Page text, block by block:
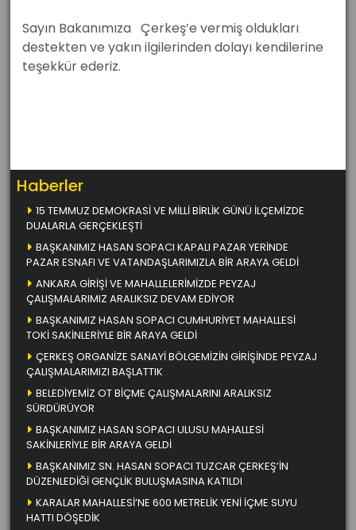
Haberler
15 TEMMUZ DEMOKRASİ VE MİLLİ BİRLİK GÜNÜ İLÇEMİZDE
DUALARLA GERÇEKLEŞTİ
BAŞKANIMIZ HASAN SOPACI KAPALI PAZAR YERİNDE
PAZAR ESNAFI VE VATANDAŞLARIMIZLA BİR ARAYA GELDİ
ANKARA GİRİŞİ VE MAHALLELERİMİZDE PEYZAJ
ÇALIŞMALARIMIZ ARALIKSIZ DEVAM EDİYOR
BAŞKANIMIZ HASAN SOPACI CUMHURİYET MAHALLESİ
TOKİ SAKİNLERİYLE BİR ARAYA GELDİ
ÇERKEŞ ORGANİZE SANAYİ BÖLGEMİZİN GİRİŞİNDE PEYZAJ
ÇALIŞMALARIMIZI BAŞLATTIK
BELEDİYEMİZ OT BİÇME ÇALIŞMALARINI ARALIKSIZ
SÜRDÜRÜYOR
BAŞKANIMIZ HASAN SOPACI ULUSU MAHALLESİ
SAKİNLERİYLE BİR ARAYA GELDİ
BAŞKANIMIZ SN. HASAN SOPACI TUZCAR ÇERKEŞ’İN
DÜZENLEDİĞİ GENÇLİK BULUŞMASINA KATILDI
KARALAR MAHALLESİ’NE 600 METRELİK YENİ İÇME SUYU
HATTI DÖŞEDİK
Sayın Bakanımıza Çerkeş’e vermiş oldukları
destekten ve yakın ilgilerinden dolayı kendilerine
teşekkür ederiz.